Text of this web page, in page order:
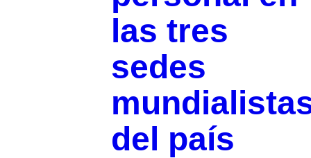
las tres
sedes
del país